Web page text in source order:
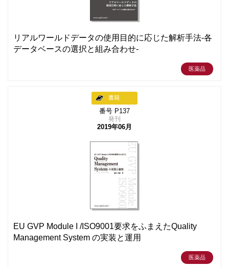
リアルワールドデータの使用目的に応じた解析手法-各
データベースの選択と組み合わせ-
医薬品
書籍
番号 P137
発刊
2019年06月
EU GVP Module I /ISO9001要求をふまえたQuality
Management System の実装と運用
医薬品